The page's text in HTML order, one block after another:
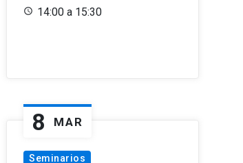
14:00 a 15:30
8 MAR
Seminarios